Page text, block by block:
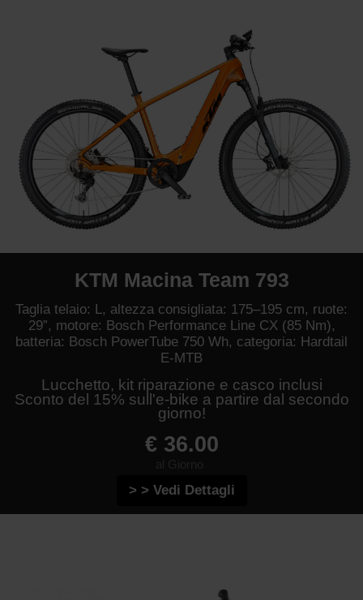
KTM Macina Team 793
Taglia telaio: L, altezza consigliata: 175–195 cm, ruote:
29”, motore: Bosch Performance Line CX (85 Nm),
batteria: Bosch PowerTube 750 Wh, categoria: Hardtail
E-MTB
Lucchetto, kit riparazione e casco inclusi
Sconto del 15% sull'e-bike a partire dal secondo
giorno!
€ 36.00
> > Vedi Dettagli